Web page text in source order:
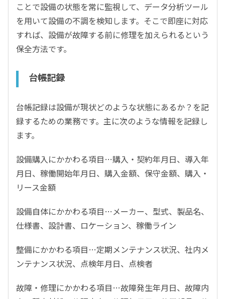
ことで設備の状態を常に監視して、データ分析ツール
を用いて設備の不調を検知します。そこで即座に対応
すれば、設備が故障する前に修理を加えられるという
保全方法です。
台帳記録
台帳記録は設備が現状どのような状態にあるか？を記
録するための業務です。主に次のような情報を記録し
ます。
設備購入にかかわる項目…購入・契約年月日、導入年
月日、稼働開始年月日、購入金額、保守金額、購入・
リース金額
設備自体にかかわる項目…メーカー、型式、製品名、
仕様書、設計書、ロケーション、稼働ライン
整備にかかわる項目…定期メンテナンス状況、社内メ
ンテナンス状況、点検年月日、点検者
故障・修理にかかわる項目…故障発生年月日、故障内